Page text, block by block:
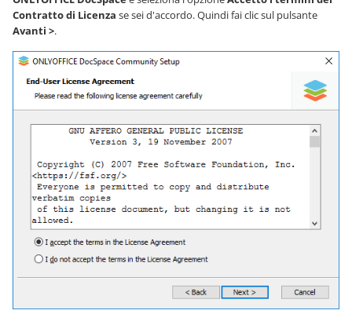
Contratto di Licenza se sei d'accordo. Quindi fai clic sul pulsante
Avanti >.